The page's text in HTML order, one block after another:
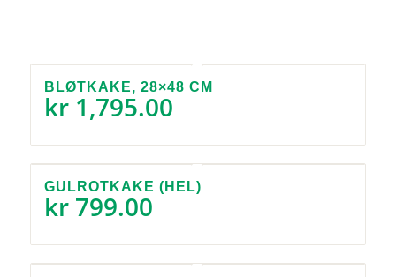
BLØTKAKE, 28×48 CM
kr1,795.00
GULROTKAKE (HEL)
kr799.00